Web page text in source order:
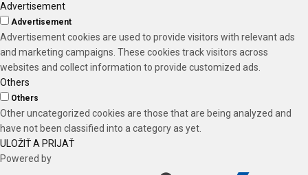
Advertisement
Advertisement
Advertisement cookies are used to provide visitors with relevant ads
and marketing campaigns. These cookies track visitors across
websites and collect information to provide customized ads.
Others
Others
Other uncategorized cookies are those that are being analyzed and
have not been classified into a category as yet.
ULOŽIŤ A PRIJAŤ
Powered by